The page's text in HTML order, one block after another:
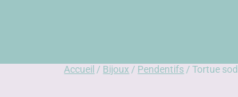
Accueil / Bijoux / Pendentifs / Tortue